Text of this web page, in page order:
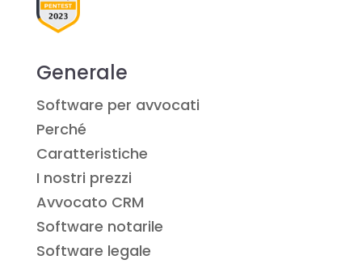
Generale
Software per avvocati
Perché
Caratteristiche
I nostri prezzi
Avvocato CRM
Software notarile
Software legale